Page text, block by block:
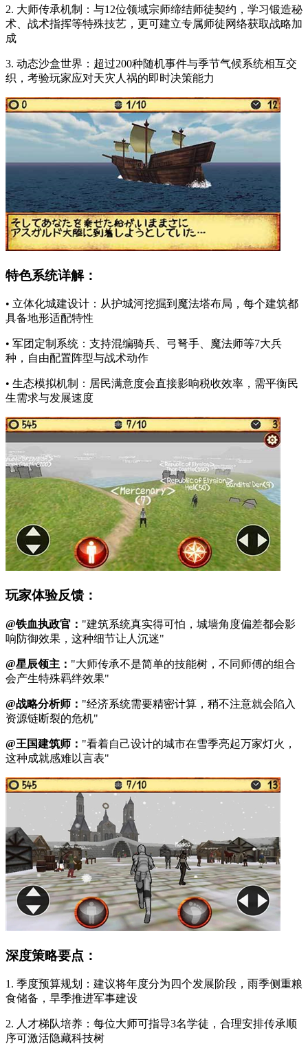
2. 大师传承机制：与12位领域宗师缔结师徒契约，学习锻造秘
术、战术指挥等特殊技艺，更可建立专属师徒网络获取战略加
成
3. 动态沙盒世界：超过200种随机事件与季节气候系统相互交
织，考验玩家应对天灾人祸的即时决策能力
特色系统详解：
• 立体化城建设计：从护城河挖掘到魔法塔布局，每个建筑都
具备地形适配特性
• 军团定制系统：支持混编骑兵、弓弩手、魔法师等7大兵
种，自由配置阵型与战术动作
• 生态模拟机制：居民满意度会直接影响税收效率，需平衡民
生需求与发展速度
玩家体验反馈：
@铁血执政官： "建筑系统真实得可怕，城墙角度偏差都会影
响防御效果，这种细节让人沉迷"
@星辰领主： "大师传承不是简单的技能树，不同师傅的组合
会产生特殊羁绊效果"
@战略分析师： "经济系统需要精密计算，稍不注意就会陷入
资源链断裂的危机"
@王国建筑师： "看着自己设计的城市在雪季亮起万家灯火，
这种成就感难以言表"
深度策略要点：
1. 季度预算规划：建议将年度分为四个发展阶段，雨季侧重粮
食储备，旱季推进军事建设
2. 人才梯队培养：每位大师可指导3名学徒，合理安排传承顺
序可激活隐藏科技树